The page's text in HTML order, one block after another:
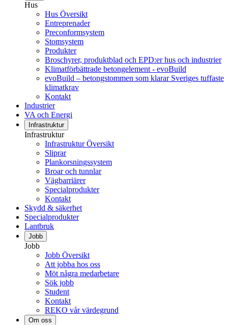
Hus
Hus Översikt
Entreprenader
Preconformsystem
Stomsystem
Produkter
Broschyrer, produktblad och EPD:er hus och industrier
Klimatförbättrade betongelement - evoBuild
evoBuild – betongstommen som klarar Sveriges tuffaste
klimatkrav
Kontakt
Industrier
VA och Energi
Infrastruktur
Infrastruktur
Infrastruktur Översikt
Sliprar
Plankorsningssystem
Broar och tunnlar
Vägbarriärer
Specialprodukter
Kontakt
Skydd & säkerhet
Specialprodukter
Lantbruk
Jobb
Jobb
Jobb Översikt
Att jobba hos oss
Möt några medarbetare
Sök jobb
Student
Kontakt
REKO vår värdegrund
Om oss